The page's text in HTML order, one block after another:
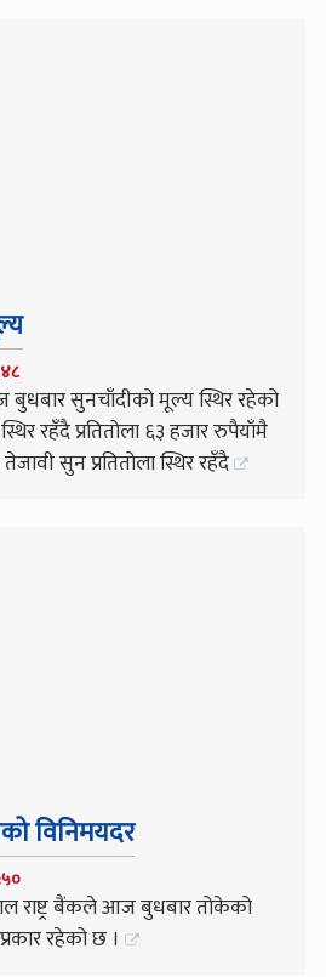
सुनचाँदीको मूल्य स्थिर रहेको
रहँदै प्रतितोला ६३ हजार रुपैयाँमै
सुन प्रतितोला स्थिर रहँदै
विनिमयदर
राष्ट्र बैंकले आज बुधबार तोकेको
रहेको छ ।